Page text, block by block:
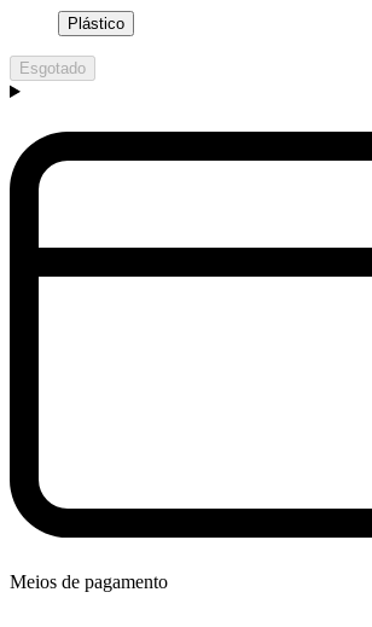
Plástico
Esgotado
Meios de pagamento